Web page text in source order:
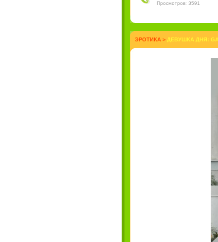
Просмотров: 3591
ЭРОТИКА > ДЕВУШКА ДНЯ: